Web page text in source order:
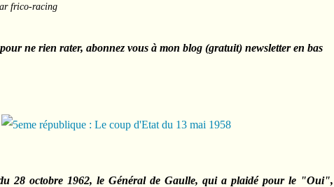
frico-racing
ne rien rater, abonnez vous à mon blog (gratuit) newsletter en bas
28 octobre 1962, le Général de Gaulle, qui a plaidé pour le "Oui",